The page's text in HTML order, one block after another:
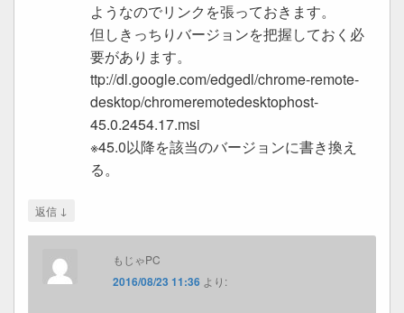
ようなのでリンクを張っておきます。
但しきっちりバージョンを把握しておく必
要があります。
ttp://dl.google.com/edgedl/chrome-remote-
desktop/chromeremotedesktophost-
45.0.2454.17.msi
※45.0以降を該当のバージョンに書き換え
る。
返信 ↓
もじゃPC
2016/08/23 11:36 より: